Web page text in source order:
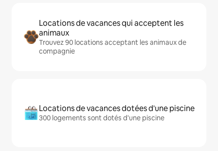
Locations de vacances qui acceptent les
animaux
Trouvez 90 locations acceptant les animaux de
compagnie
Locations de vacances dotées d'une piscine
300 logements sont dotés d'une piscine